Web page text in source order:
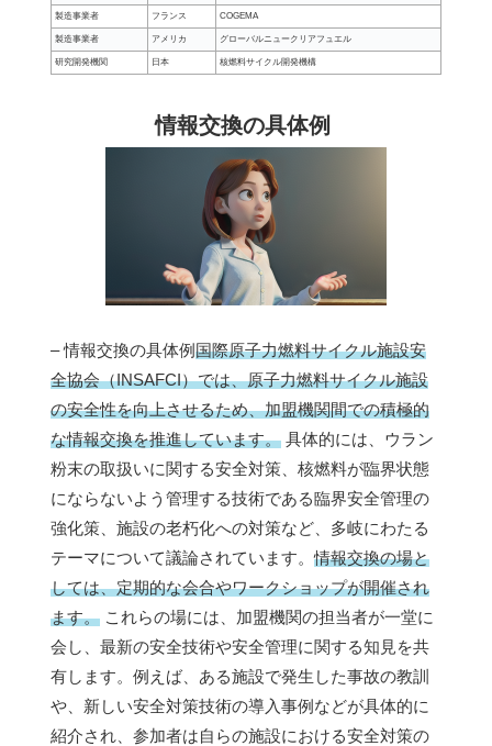
製造事業者 フランス COGEMA
製造事業者 アメリカ グローバルニュークリアフュエル
研究開発機関 日本 核燃料サイクル開発機構
情報交換の具体例
– 情報交換の具体例国際原子力燃料サイクル施設安
全協会（INSAFCI）では、原子力燃料サイクル施設
の安全性を向上させるため、加盟機関間での積極的
な情報交換を推進しています。 具体的には、ウラン
粉末の取扱いに関する安全対策、核燃料が臨界状態
にならないよう管理する技術である臨界安全管理の
強化策、施設の老朽化への対策など、多岐にわたる
テーマについて議論されています。情報交換の場と
しては、定期的な会合やワークショップが開催され
ます。 これらの場には、加盟機関の担当者が一堂に
会し、最新の安全技術や安全管理に関する知見を共
有します。例えば、ある施設で発生した事故の教訓
や、新しい安全対策技術の導入事例などが具体的に
紹介され、参加者は自らの施設における安全対策の